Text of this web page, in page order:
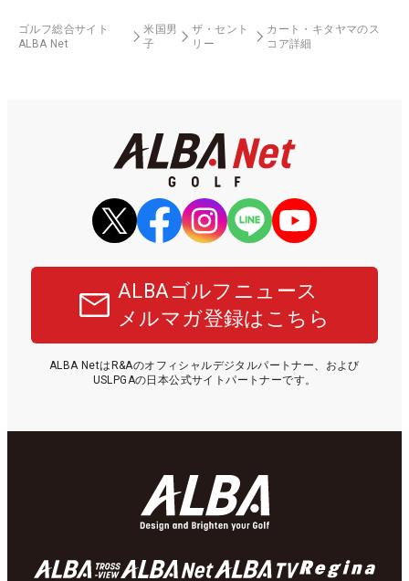
ゴルフ総合サイト
ALBA Net
米国男
子
ザ・セント
リー
カート・キタヤマのス
コア詳細
ALBAゴルフニュース
メルマガ登録はこちら
ALBA NetはR&Aのオフィシャルデジタルパートナー、および
USLPGAの日本公式サイトパートナーです。